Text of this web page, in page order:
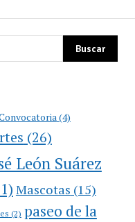
(4)
(26)
León Suárez
Mascotas (15)
(2) paseo de la